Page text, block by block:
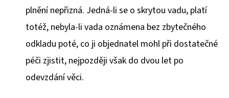
plnění nepřizná. Jedná-li se o skrytou vadu, platí
totéž, nebyla-li vada oznámena bez zbytečného
odkladu poté, co ji objednatel mohl při dostatečné
péči zjistit, nejpozději však do dvou let po
odevzdání věci.